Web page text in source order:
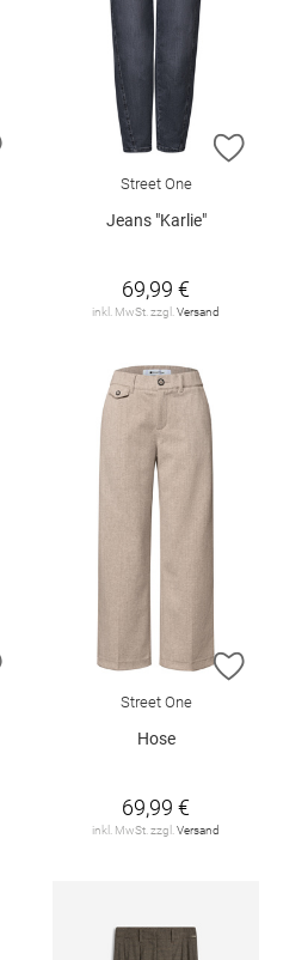
ZUR WUNSCHLISTE HINZUFÜGEN
ZUR
Street One
Jeans "Karlie"
69,99 €
inkl. MwSt. zzgl.Versand
ZUR WUNSCHLISTE HINZUFÜGEN
ZUR
Street One
Hose
69,99 €
inkl. MwSt. zzgl.Versand